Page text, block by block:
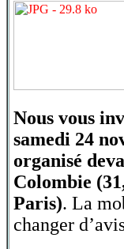
Nous vous
samedi 24
organisé
Colombie
Paris). La
changer